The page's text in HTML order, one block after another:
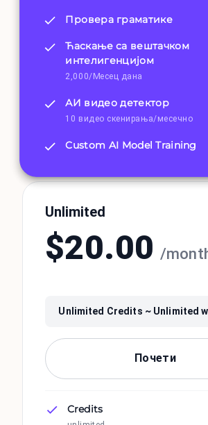
Провера граматике
Ћаскање са вештачком
интелигенцијом
2,000/Месец дана
АИ видео детектор
10 видео скенирања/месечно
Custom AI Model Training
Unlimited
$20.00 /
Unlimited Credits ~ Unlimited
Почети
Credits